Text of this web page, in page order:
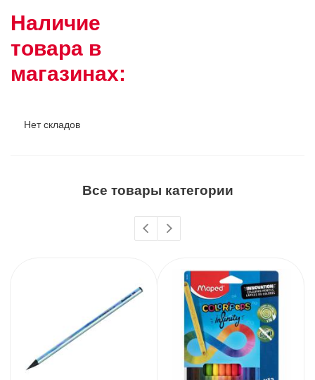
Наличие
товара в
магазинах:
Нет складов
Все товары категории